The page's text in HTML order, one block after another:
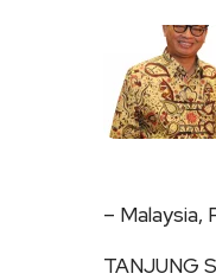
– Malaysia,
TANJUNG